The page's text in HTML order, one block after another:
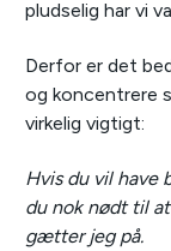
pludselig har vi
Derfor er det
og koncentrere
virkelig vigtigt:
Hvis du vil have
du nok nødt til
gætter jeg på.